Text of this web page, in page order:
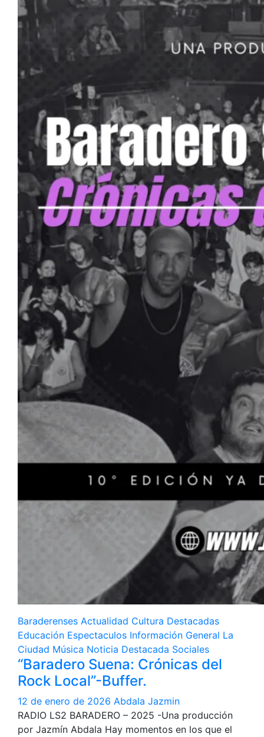
Baraderenses Actualidad Cultura Destacadas
Educación Espectaculos Información General La
Ciudad Música Noticia Destacada Sociales
“Baradero Suena: Crónicas del
Rock Local”-Buffer.
12 de enero de 2026 Abdala Jazmin
RADIO LS2 BARADERO – 2025 -Una producción
por Jazmín Abdala Hay momentos en los que el